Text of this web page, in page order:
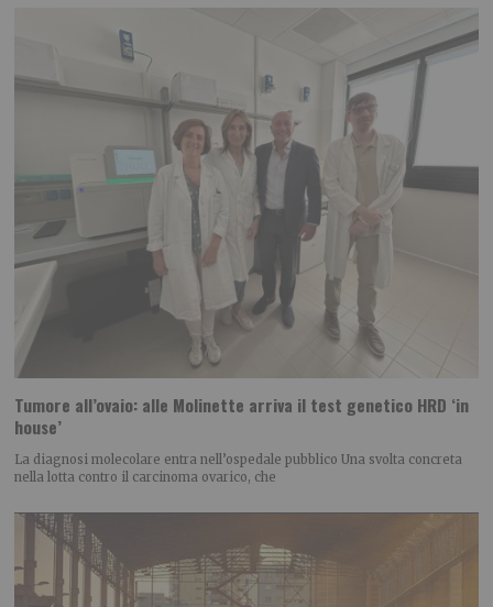
Tumore all’ovaio: alle Molinette arriva il test genetico HRD ‘in
house’
La diagnosi molecolare entra nell’ospedale pubblico Una svolta concreta
nella lotta contro il carcinoma ovarico, che